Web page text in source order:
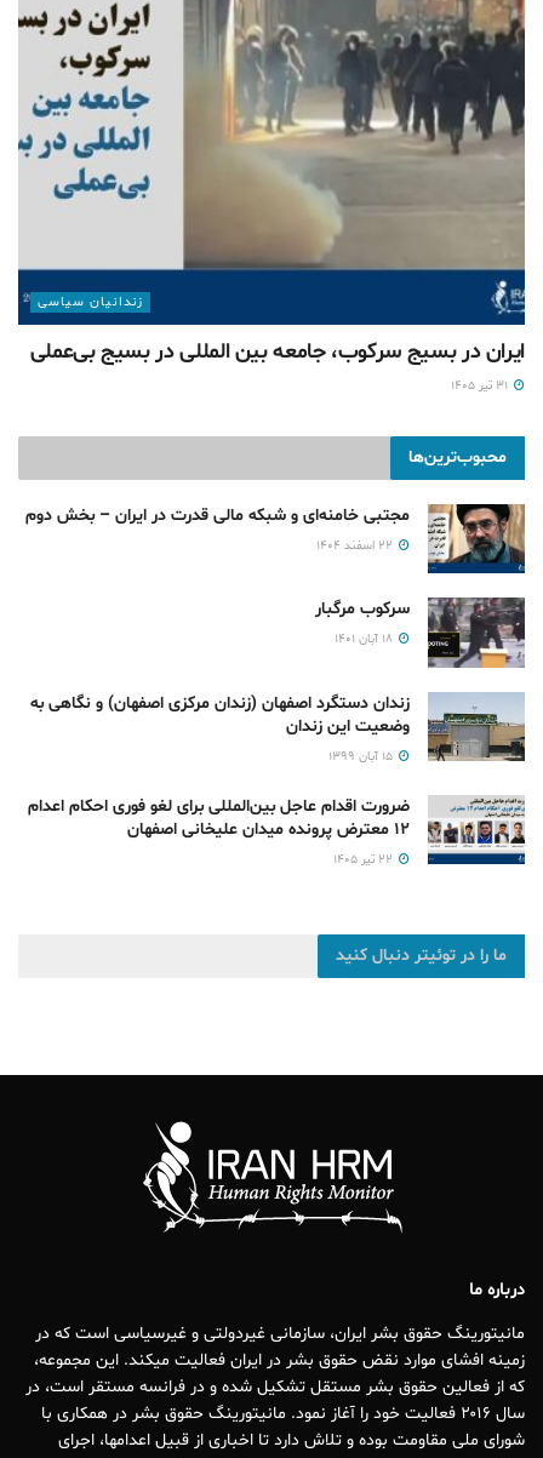
زندانیان سیاسی
ایران در بسیج سرکوب، جامعه بین المللی در بسیج بی‌‌عملی
محبوب‌ترین‌ها
مجتبی خامنه‌ای و شبکه مالی قدرت در ایران – بخش دوم
سرکوب مرگبار
زندان دستگرد اصفهان (زندان مرکزی اصفهان) و نگاهی به
وضعیت این زندان
ضرورت اقدام عاجل بین‌المللی برای لغو فوری احکام اعدام
۱۲ معترض پرونده میدان علیخانی اصفهان
ما را در توئیتر دنبال کنید
درباره ما
مانیتورینگ حقوق بشر ایران، سازمانی غیردولتی و غیرسیاسی است که در
زمینه افشای موارد نقض حقوق بشر در ایران فعالیت میکند. این مجموعه،
که از فعالین حقوق بشر مستقل تشکیل شده و در فرانسه مستقر است، در
سال ۲۰۱۶ فعالیت خود را آغاز نمود. مانیتورینگ حقوق بشر در همکاری با
شورای ملی مقاومت بوده و تلاش دارد تا اخباری از قبیل اعدامها، اجرای